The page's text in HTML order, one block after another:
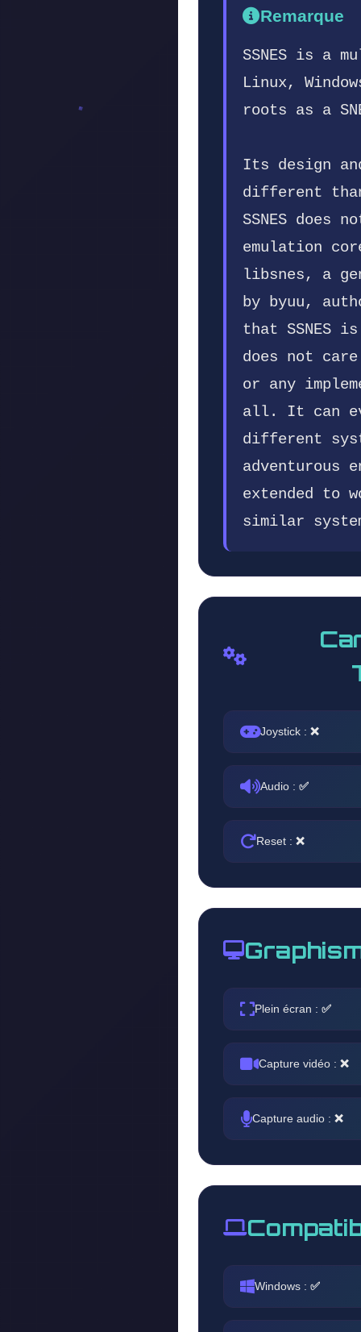
Remarque
SSNES is a
Linux,
roots as a
Its design
different
SSNES does
emulation
libsnes, a
by byuu,
that SSNES
does not care
or any
all. It can
different
adventurous
extended to
similar
Joystick : ❌
Audio : ✅
Reset : ❌
Plein écran : ✅
Capture vidéo : ❌
Capture audio : ❌
Windows : ✅